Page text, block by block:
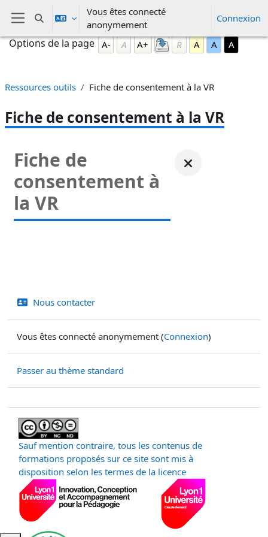
Passer au contenu principal
Panneau latéral
Activer/désactiver la saisie de recherche
Vous êtes connecté
anonymement
Connexion
Blocs
Passer Options de la page
Options de la page A- A A+ R A A A
Ressources outils Fiche de consentement à la VR
Fiche de consentement à la VR
Fiche de
consentement à
la VR
Nous contacter
Vous êtes connecté anonymement (Connexion)
Passer au thème standard
Sauf mention contraire, tous les contenus de
formations proposés sur ce site sont mis à
disposition selon les termes de la licence